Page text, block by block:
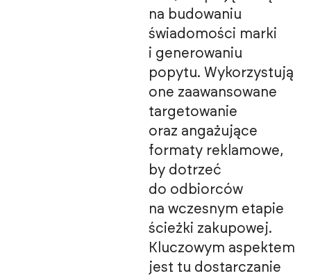
na budowaniu
świadomości marki
i generowaniu
popytu. Wykorzystują
one zaawansowane
targetowanie
oraz angażujące
formaty reklamowe,
by dotrzeć
do odbiorców
na wczesnym etapie
ścieżki zakupowej.
Kluczowym aspektem
jest tu dostarczanie